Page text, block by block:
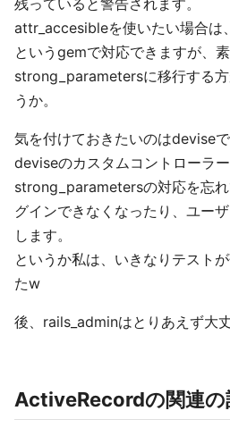
残っていると警告されます。
attr_accesibleを使いたい場合
というgemで対応できますが、
strong_parametersに移行する
うか。
気を付けておきたいのはdeviseで
deviseのカスタムコントローラー
strong_parametersの対応を忘
グインできなくなったり、ユー
します。
というか私は、いきなりテスト
たw
後、rails_adminはとりあえず大丈
ActiveRecordの関連の